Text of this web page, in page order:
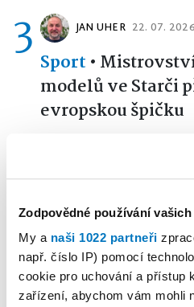
Zodpovědné používání
My a naši 1022 partneři
např. číslo IP) pomocí
cookie pro uchování a přístup
zařízení, abychom vám mohli
3 JAN UHER 22. 07. 2026
Sport •
modelů ve Starči
evropskou špičku
4 Sport•Třebíč
hostit Skate
Organizátoři
nejen z celého